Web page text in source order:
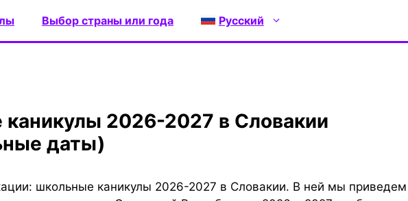
Выбор страны или года Русский
даты)
школьные каникулы 2026-2027 в Словакии. В ней мы приведем